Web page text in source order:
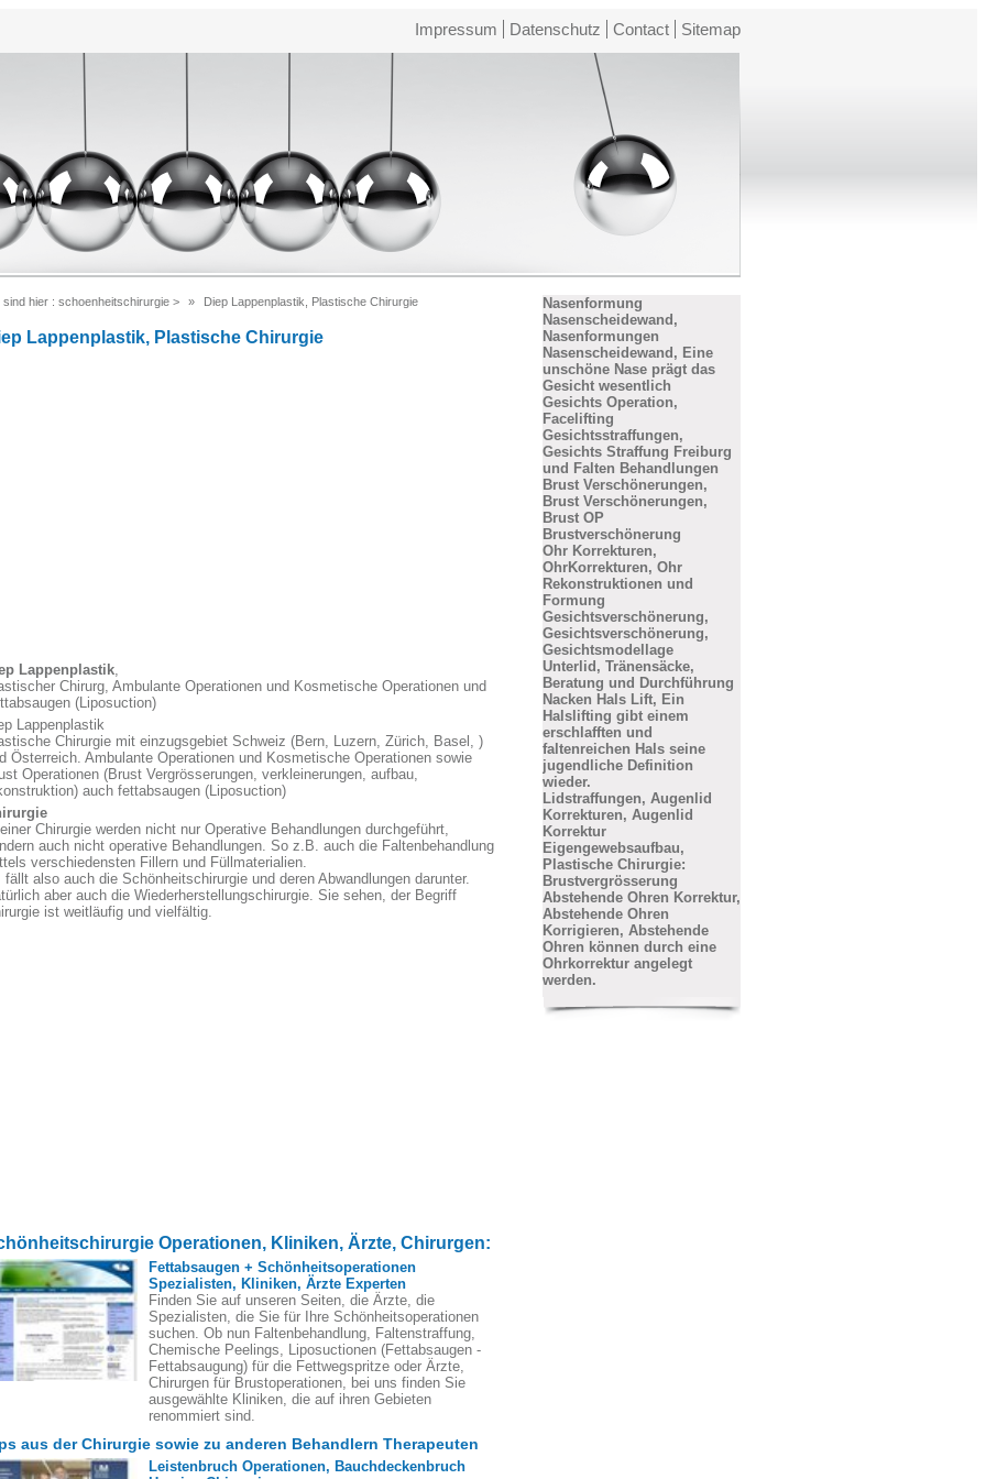
Impressum Datenschutz Contact Sitemap
sind hier : schoenheitschirurgie > Diep Lappenplastik, Plastische Chirurgie
Lappenplastik, Plastische Chirurgie
Lappenplastik,
Chirurg, Ambulante Operationen und Kosmetische Operationen und
(Liposuction)
Lappenplastik
Chirurgie mit einzugsgebiet Schweiz (Bern, Luzern, Zürich, Basel, )
Österreich. Ambulante Operationen und Kosmetische Operationen sowie
Operationen (Brust Vergrösserungen, verkleinerungen, aufbau,
auch fettabsaugen (Liposuction)
Chirurgie werden nicht nur Operative Behandlungen durchgeführt,
auch nicht operative Behandlungen. So z.B. auch die Faltenbehandlung
verschiedensten Fillern und Füllmaterialien.
fällt also auch die Schönheitschirurgie und deren Abwandlungen darunter.
aber auch die Wiederherstellungschirurgie. Sie sehen, der Begriff
ist weitläufig und vielfältig.
Operationen, Kliniken, Ärzte, Chirurgen:
Fettabsaugen + Schönheitsoperationen
Spezialisten, Kliniken, Ärzte Experten
Finden Sie auf unseren Seiten, die Ärzte, die
Spezialisten, die Sie für Ihre Schönheitsoperationen
suchen. Ob nun Faltenbehandlung, Faltenstraffung,
Chemische Peelings, Liposuctionen (Fettabsaugen -
Fettabsaugung) für die Fettwegspritze oder Ärzte,
Chirurgen für Brustoperationen, bei uns finden Sie
ausgewählte Kliniken, die auf ihren Gebieten
renommiert sind.
aus der Chirurgie sowie zu anderen Behandlern Therapeuten
Leistenbruch Operationen, Bauchdeckenbruch
Nasenformung
Nasenscheidewand,
Nasenformungen
Nasenscheidewand, Eine
unschöne Nase prägt das
Gesicht wesentlich
Gesichts Operation,
Facelifting
Gesichtsstraffungen,
Gesichts Straffung Freiburg
und Falten Behandlungen
Brust Verschönerungen,
Brust Verschönerungen,
Brust OP
Brustverschönerung
Ohr Korrekturen,
OhrKorrekturen, Ohr
Rekonstruktionen und
Formung
Gesichtsverschönerung,
Gesichtsverschönerung,
Gesichtsmodellage
Unterlid, Tränensäcke,
Beratung und Durchführung
Nacken Hals Lift, Ein
Halslifting gibt einem
erschlafften und
faltenreichen Hals seine
jugendliche Definition
wieder.
Lidstraffungen, Augenlid
Korrekturen, Augenlid
Korrektur
Eigengewebsaufbau,
Plastische Chirurgie:
Brustvergrösserung
Abstehende Ohren Korrektur,
Abstehende Ohren
Korrigieren, Abstehende
Ohren können durch eine
Ohrkorrektur angelegt
werden.